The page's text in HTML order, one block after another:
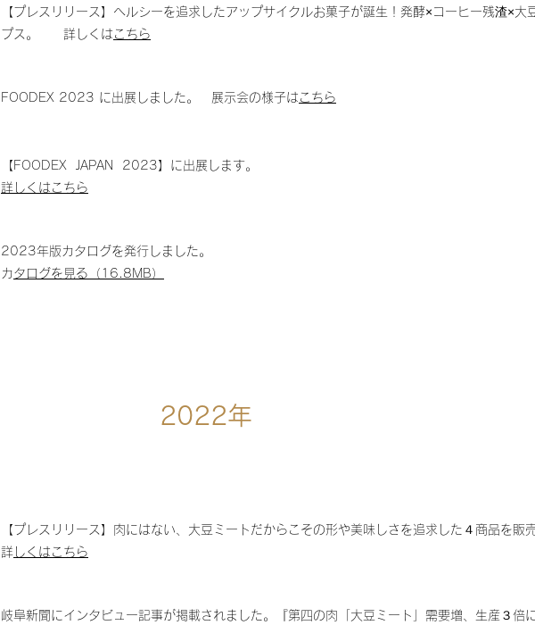
【プレスリリース】ヘルシーを追求したアップサイクルお菓子が誕生！発酵×コーヒー残渣×大
プス。 詳しくは こちら
FOODEX 2023 に出展しました。 展示会の様子は こちら
【FOODEX JAPAN 2023】に出展します。
詳しくはこちら
2023年版カタログを発行しました。
​カタログを見る（16.8MB）
2022年
【プレスリリース】肉にはない、大豆ミートだからこその形や美味しさを追求した４商品を販売
​ 詳しくはこちら
岐阜新聞にインタビュー記事が掲載されました。『第四の肉「大豆ミート」需要増、生産３倍